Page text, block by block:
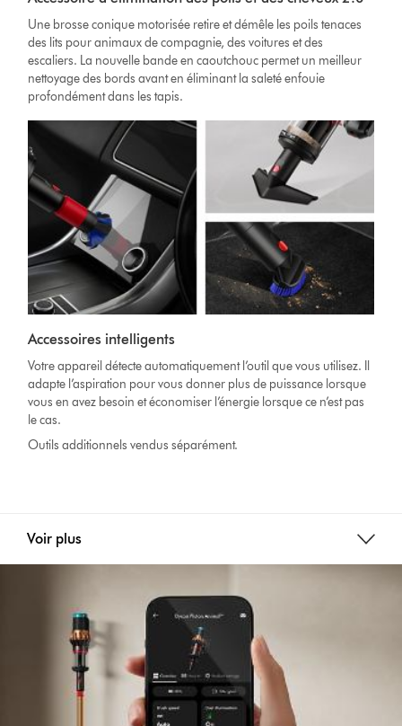
Une brosse conique motorisée retire et démêle les poils tenaces
des lits pour animaux de compagnie, des voitures et des
escaliers. La nouvelle bande en caoutchouc permet un meilleur
nettoyage des bords avant en éliminant la saleté enfouie
profondément dans les tapis.
Accessoires intelligents
Votre appareil détecte automatiquement l’outil que vous utilisez. Il
adapte l’aspiration pour vous donner plus de puissance lorsque
vous en avez besoin et économiser l’énergie lorsque ce n’est pas
le cas.
Outils additionnels vendus séparément.
Voir plus